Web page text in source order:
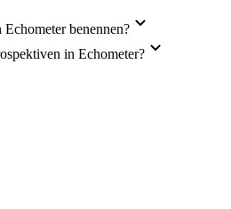
benennen?
in Echometer?